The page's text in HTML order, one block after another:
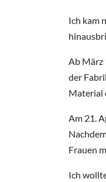
Ich kam
Ab März
der
Material
Am 21.
Frauen
Ich